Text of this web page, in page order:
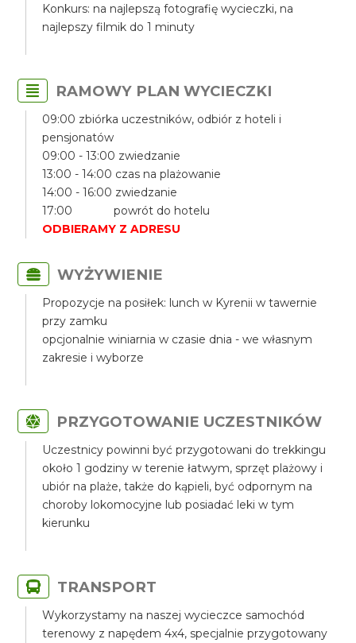
Konkurs: na najlepszą fotografię wycieczki, na
najlepszy filmik do 1 minuty
RAMOWY PLAN WYCIECZKI
09:00 zbiórka uczestników, odbiór z hoteli i
pensjonatów
09:00 - 13:00 zwiedzanie
13:00 - 14:00 czas na plażowanie
14:00 - 16:00 zwiedzanie
17:00 powrót do hotelu
ODBIERAMY Z ADRESU
WYŻYWIENIE
Propozycje na posiłek: lunch w Kyrenii w tawernie
przy zamku
opcjonalnie winiarnia w czasie dnia - we własnym
zakresie i wyborze
PRZYGOTOWANIE UCZESTNIKÓW
Uczestnicy powinni być przygotowani do trekkingu
około 1 godziny w terenie łatwym, sprzęt plażowy i
ubiór na plaże, także do kąpieli, być odpornym na
choroby lokomocyjne lub posiadać leki w tym
kierunku
TRANSPORT
Wykorzystamy na naszej wycieczce samochód
terenowy z napędem 4x4, specjalnie przygotowany